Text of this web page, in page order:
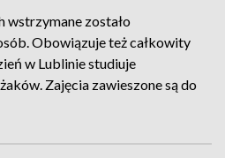
wstrzymane zostało
Obowiązuje też całkowity
w Lublinie studiuje
Zajęcia zawieszone są do